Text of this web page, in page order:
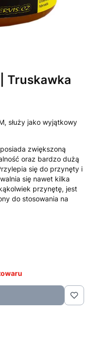
Truskawka
służy jako wyjątkowy
zwiększoną
oraz bardzo dużą
się do przynęty i
się nawet kilka
przynętę, jest
do stosowania na